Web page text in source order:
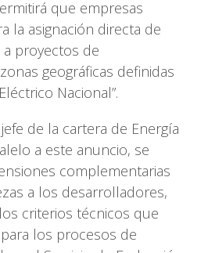
que empresas
la asignación directa de
proyectos de
geográficas definidas
Nacional”.
de la cartera de Energía
a este anuncio, se
complementarias
a los desarrolladores,
criterios técnicos que
los procesos de